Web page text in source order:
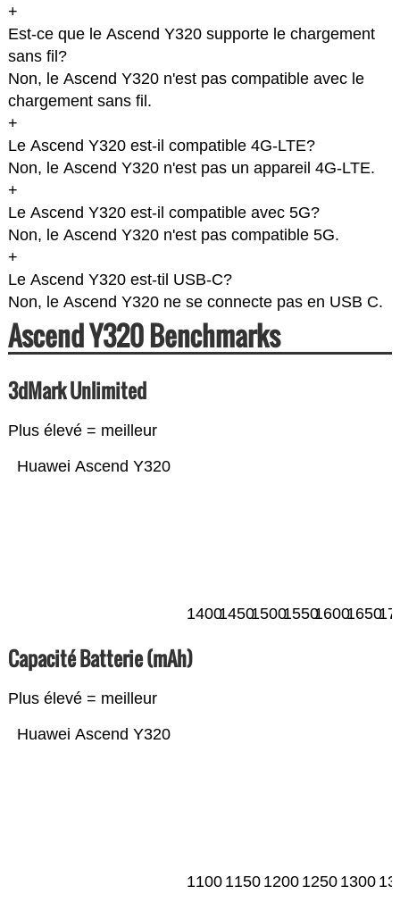
+
Est-ce que le Ascend Y320 supporte le chargement
sans fil?
Non, le Ascend Y320 n'est pas compatible avec le
chargement sans fil.
+
Le Ascend Y320 est-il compatible 4G-LTE?
Non, le Ascend Y320 n'est pas un appareil 4G-LTE.
+
Le Ascend Y320 est-il compatible avec 5G?
Non, le Ascend Y320 n'est pas compatible 5G.
+
Le Ascend Y320 est-til USB-C?
Non, le Ascend Y320 ne se connecte pas en USB C.
Ascend Y320 Benchmarks
3dMark Unlimited
Plus élevé = meilleur
Huawei Ascend Y320
140014501500155016001650
Capacité Batterie (mAh)
Plus élevé = meilleur
Huawei Ascend Y320
1100 1150 1200 1250 1300